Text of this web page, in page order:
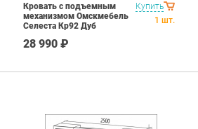
Купить
Кровать с подъемным
механизмом Омскмебель
Селеста Кр92 Дуб
28 990 ₽
1 шт.